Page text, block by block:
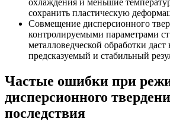
охлаждения и меньшие
сохранить пластическую
Совмещение дисперсионного
контролируемыми параметрами
металловедческой обработки даст
предсказуемый и стабильный
Частые ошибки при
дисперсионного
последствия